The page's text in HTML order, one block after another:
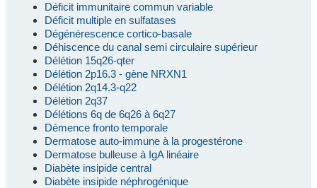
Déficit immunitaire commun variable
Déficit multiple en sulfatases
Dégénérescence cortico-basale
Déhiscence du canal semi circulaire supérieur
Délétion 15q26-qter
Délétion 2p16.3 - gène NRXN1
Délétion 2q14.3-q22
Délétion 2q37
Délétions 6q de 6q26 à 6q27
Démence fronto temporale
Dermatose auto-immune à la progestérone
Dermatose bulleuse à IgA linéaire
Diabète insipide central
Diabète insipide néphrogénique